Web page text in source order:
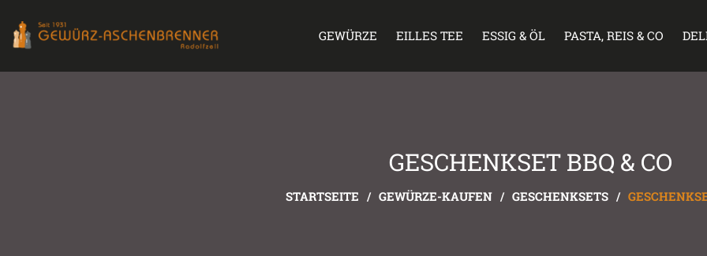
GEWÜRZE EILLES TEE ESSIG & ÖL PASTA, REIS & CO
GESCHENKSET BBQ & CO
STARTSEITE / GEWÜRZE-KAUFEN / GESCHENKSETS /